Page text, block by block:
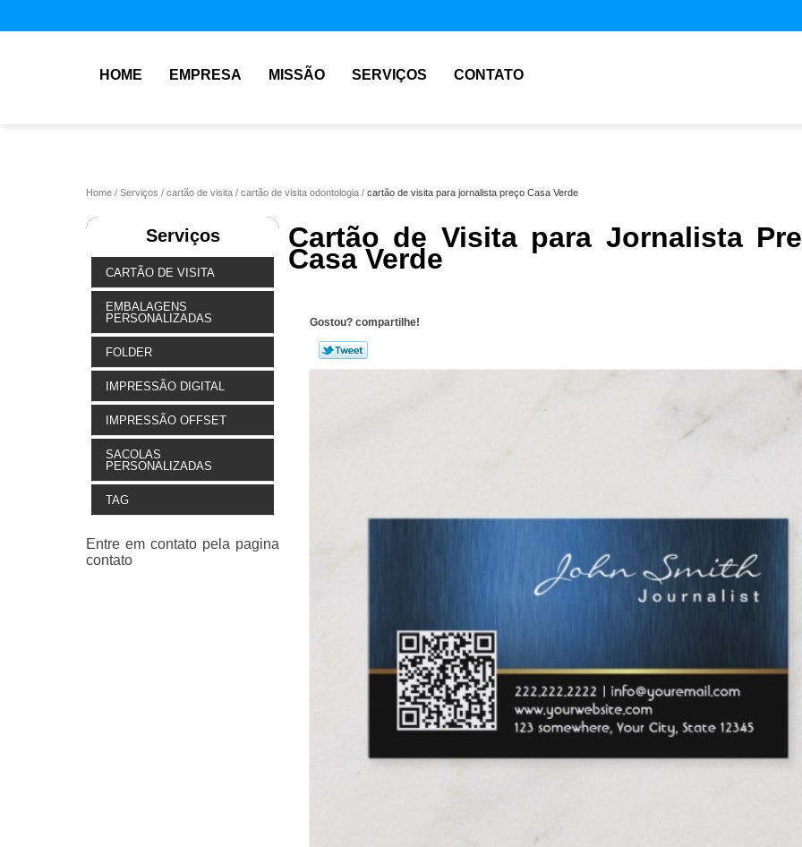
HOME EMPRESA MISSÃO SERVIÇOS CONTATO
Home Serviços cartão de visita cartão de visita odontologia cartão de visita para jornalista preço Casa Verde
Serviços
CARTÃO DE VISITA
EMBALAGENS
PERSONALIZADAS
FOLDER
IMPRESSÃO DIGITAL
IMPRESSÃO OFFSET
SACOLAS
PERSONALIZADAS
TAG
Cartão de Visita para Jornalista
Casa Verde
Gostou? compartilhe!